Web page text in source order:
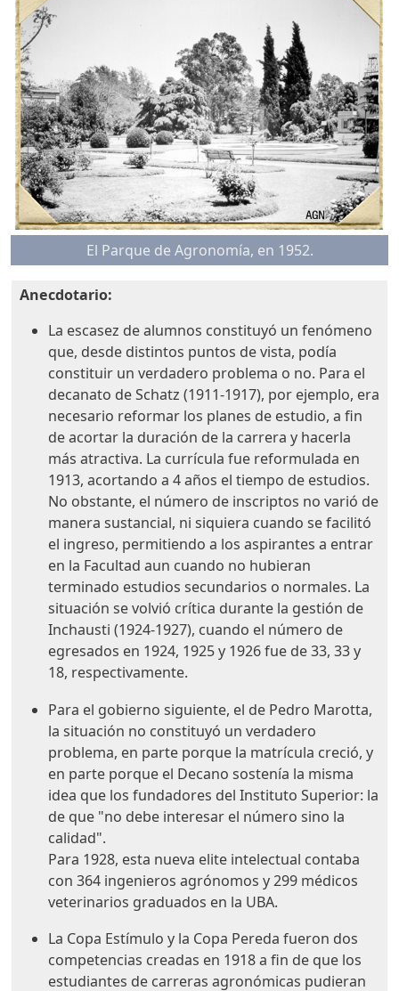
El Parque de Agronomía, en 1952.
Anecdotario:
La escasez de alumnos constituyó un fenómeno
que, desde distintos puntos de vista, podía
constituir un verdadero problema o no. Para el
decanato de Schatz (1911-1917), por ejemplo, era
necesario reformar los planes de estudio, a fin
de acortar la duración de la carrera y hacerla
más atractiva. La currícula fue reformulada en
1913, acortando a 4 años el tiempo de estudios.
No obstante, el número de inscriptos no varió de
manera sustancial, ni siquiera cuando se facilitó
el ingreso, permitiendo a los aspirantes a entrar
en la Facultad aun cuando no hubieran
terminado estudios secundarios o normales. La
situación se volvió crítica durante la gestión de
Inchausti (1924-1927), cuando el número de
egresados en 1924, 1925 y 1926 fue de 33, 33 y
18, respectivamente.
Para el gobierno siguiente, el de Pedro Marotta,
la situación no constituyó un verdadero
problema, en parte porque la matrícula creció, y
en parte porque el Decano sostenía la misma
idea que los fundadores del Instituto Superior: la
de que "no debe interesar el número sino la
calidad".
Para 1928, esta nueva elite intelectual contaba
con 364 ingenieros agrónomos y 299 médicos
veterinarios graduados en la UBA.
La Copa Estímulo y la Copa Pereda fueron dos
competencias creadas en 1918 a fin de que los
estudiantes de carreras agronómicas pudieran